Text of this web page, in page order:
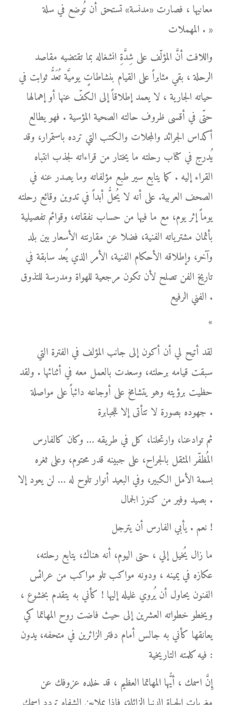
معانيها ، فصارت «مدنسة» تستحق أن تُوضع في سلة
المهملات . »
واللافت أنَّ المؤلّف على شِدَّةِ انشغاله بما تقتضيه مقاصد
الرحلة ، بقي مثابراً على القيام بنشاطاتٍ يوميَّة تُعَدُّ ثوابت في
حياته الجارية ، لا يعمد إطلاقاً إلى الكفّ عنها أو إهمالها
حتّى في أقسى ظروف حالته الصحية المؤسية . فهو يطالع
أكداس الجرائد والمجلات والكتب التي ترده باستمرار، وقد
يُدرج في كتاب رحلته ما يختار من قراءاته لجذب انتباه
القراء إليه . كما يتابع سير طبع مؤلفاته وما يصدر عنه في
الصحف العربية. على أنه لا يُحلُّ أبداً في تدوين وقائع رحلته
يوماً إثر يوم، مع ما فيها من حساب نفقاته، وقوائم تفصيلية
بأثمان مشترياته الفنية، فضلا عن مقارنته الأسعار بين بلد
وآخر، وإطلاقه الأحكام الفنية، الأمر الذي يُعد سابقة في
تاريخ الفن تصلح لأن تكون مرجعية للهواة ومدرسة للتذوق
الفني الرفيع .
*
لقد أتيح لي أن أكون إلى جانب المؤلف في الفترة التي
سبقت قيامه برحلته، وسعدت بالعمل معه في أثنائها . ولقد
حظيت برؤيته وهو يتشامخ على أوجاعه دائباً على مواصلة
جهوده بصورة لا تتأتى إلا للجبابرة .
ثم توادعنا، وارتحلنا، كل في طريقه … وكان كالفارس
المُظفّر المثقل بالجراح، على جبينه قدر محتوم، وعلى ثغره
بسمة الأمل الكبير، وفي البعيد أنوار تلوح له … لن يعود إلا
بصيد وفير من كنوز الجمال .
نعم . يأبي الفارس أن يترجل !
ما زال يُخيل إلي ، حتى اليوم، أنه هناك، يتابع رحلته،
عكازه في يمينه ، ودونه مواكب تلو مواكب من عرائس
الفنون يحاول أن يُروي غليله إليها ! كأني به يتقدم بخشوع ،
ويخطو خطواته العشرين إلى حيث فاضت روح المهاتما كي
يعانقها كأني به جالس أمام دفتر الزائرين في متحفه، يدون
فيه كلمته التاريخية :
إِنَّ اسمك ، أيُّها المهاتما العظيم ، قد خلده عزوفك عن